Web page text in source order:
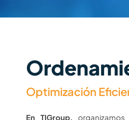
Optimización
En TIGroup,